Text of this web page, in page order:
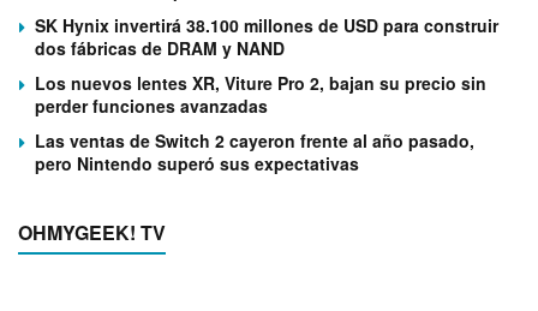
SK Hynix invertirá 38.100 millones de USD para construir
dos fábricas de DRAM y NAND
Los nuevos lentes XR, Viture Pro 2, bajan su precio sin
perder funciones avanzadas
Las ventas de Switch 2 cayeron frente al año pasado,
pero Nintendo superó sus expectativas
OHMYGEEK! TV